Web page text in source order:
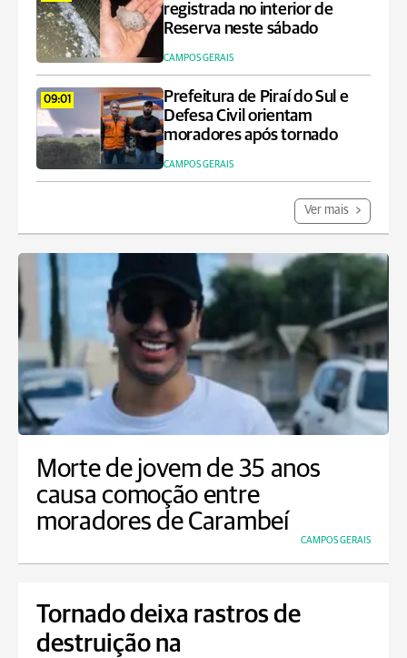
registrada no interior de
Reserva neste sábado
CAMPOS GERAIS
09:01
Prefeitura de Piraí do Sul e
Defesa Civil orientam
moradores após tornado
CAMPOS GERAIS
Ver mais
Morte de jovem de 35 anos
causa comoção entre
moradores de Carambeí
CAMPOS GERAIS
Tornado deixa rastros de
destruição na